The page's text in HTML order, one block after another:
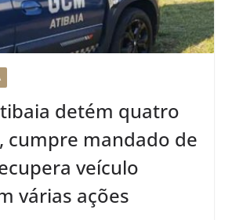
detém quatro
cumpre mandado de
veículo
várias ações